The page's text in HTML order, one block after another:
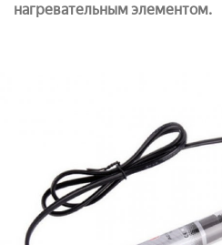
нагревательным элементом.